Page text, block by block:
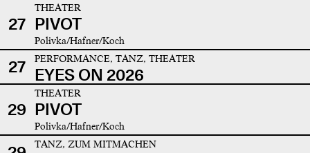
27
THEATER
PIVOT
Polivka/Hafner/Koch
27 PERFORMANCE, TANZ, THEATER
EYES ON 2026
29
THEATER
PIVOT
Polivka/Hafner/Koch
TANZ, ZUM MITMACHEN